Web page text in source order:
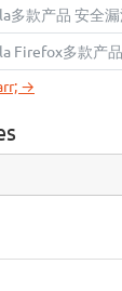
多款产品 安全漏
Firefox多款产
→